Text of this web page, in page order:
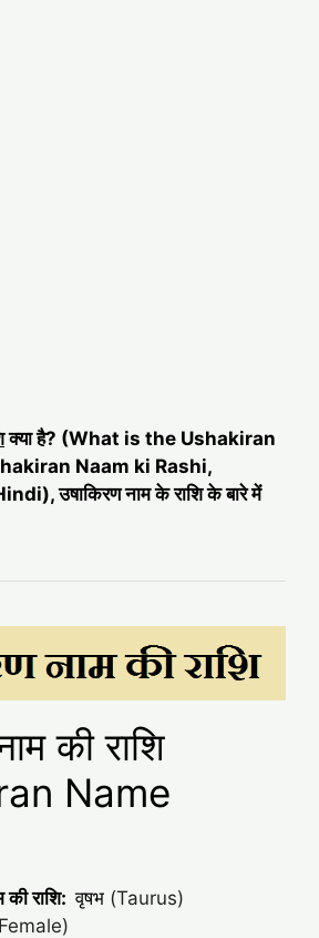
क्या है? (What is the Ushakiran
Naam ki Rashi,
उषाकिरण नाम के राशि के बारे में
की राशि
Name
की राशि:वृषभ (Taurus)